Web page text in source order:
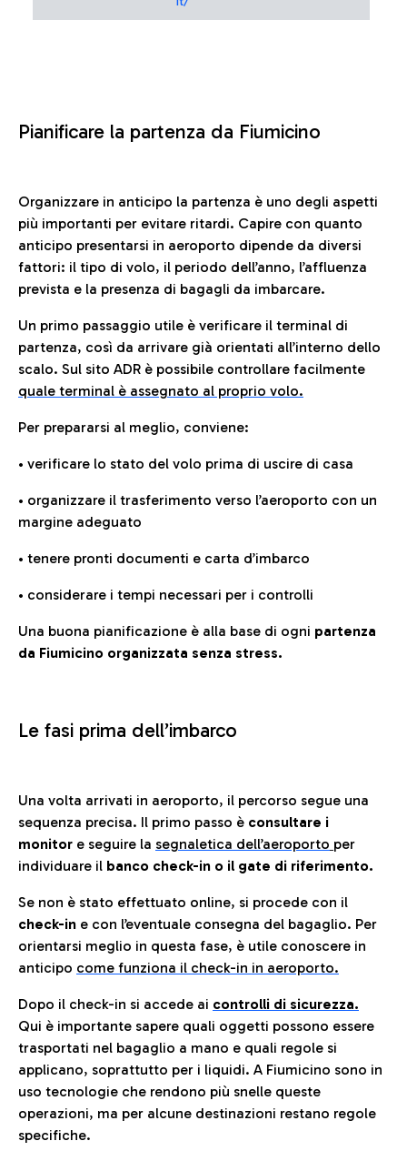
Pianificare la partenza da Fiumicino
Organizzare in anticipo la partenza è uno degli aspetti
più importanti per evitare ritardi. Capire con quanto
anticipo presentarsi in aeroporto dipende da diversi
fattori: il tipo di volo, il periodo dell’anno, l’affluenza
prevista e la presenza di bagagli da imbarcare.
Un primo passaggio utile è verificare il terminal di
partenza, così da arrivare già orientati all’interno dello
scalo. Sul sito ADR è possibile controllare facilmente
quale terminal è assegnato al proprio volo.
Per prepararsi al meglio, conviene:
• verificare lo stato del volo prima di uscire di casa
• organizzare il trasferimento verso l’aeroporto con un
margine adeguato
• tenere pronti documenti e carta d’imbarco
• considerare i tempi necessari per i controlli
Una buona pianificazione è alla base di ogni partenza
da Fiumicino organizzata senza stress.
Le fasi prima dell’imbarco
Una volta arrivati in aeroporto, il percorso segue una
sequenza precisa. Il primo passo è consultare i
monitor e seguire la segnaletica dell’aeroporto per
individuare il banco check-in o il gate di riferimento.
Se non è stato effettuato online, si procede con il
check-in e con l’eventuale consegna del bagaglio. Per
orientarsi meglio in questa fase, è utile conoscere in
anticipo come funziona il check-in in aeroporto.
Dopo il check-in si accede ai controlli di sicurezza.
Qui è importante sapere quali oggetti possono essere
trasportati nel bagaglio a mano e quali regole si
applicano, soprattutto per i liquidi. A Fiumicino sono in
uso tecnologie che rendono più snelle queste
operazioni, ma per alcune destinazioni restano regole
specifiche.